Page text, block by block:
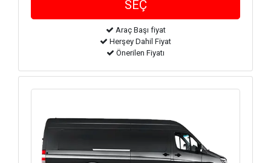
Araç Başı fiyat
Herşey Dahil Fiyat
Önerilen Fiyatı